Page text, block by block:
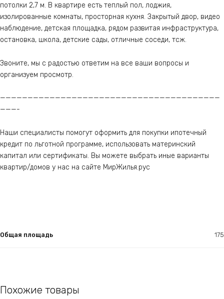
потолки 2,7 м. В квартире есть теплый пол, лоджия,
изолированные комнаты, просторная кухня. Закрытый двор, видео
наблюдение, детская площадка, рядом развитая инфраструктура,
остановка, школа, детские сады, отличные соседи, тсж.
Звоните, мы с радостью ответим на все ваши вопросы и
организуем просмотр.
————————————————————————————————————————
———-
Наши специалисты помогут оформить для покупки ипотечный
кредит по льготной программе, использовать материнский
капитал или сертификаты. Вы можете выбрать иные варианты
квартир/домов у нас на сайте МирЖилья.рус
Общая площадь 175
Похожие товары